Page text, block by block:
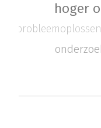
hoger